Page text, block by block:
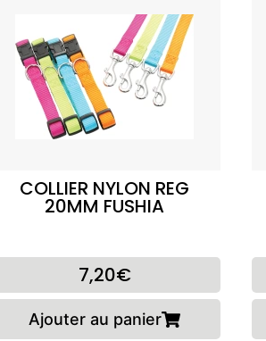
COLLIER NYLON REG
20MM FUSHIA
7,20€
Ajouter au panier